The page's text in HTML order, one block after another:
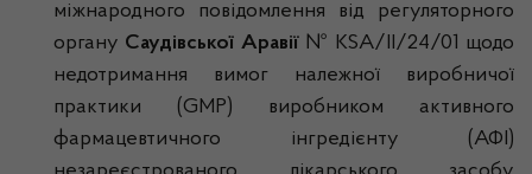
міжнародного повідомлення від регуляторного
органу Саудівської Аравії№ KSA/II/24/01 щодо
недотримання вимог належної виробничої
практики (GMP) виробником активного
фармацевтичного інгредієнту (АФІ)